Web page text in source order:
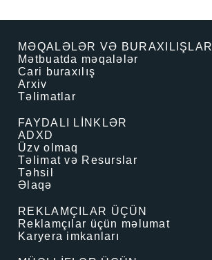
MƏQALƏLƏR VƏ BURAXILIŞLAR
Mətbuatda məqalələr
Cari buraxılış
Arxiv
Təlimatlar
FAYDALI LİNKLƏR
ADXD
Üzv olmaq
Təlimat və Resurslar
Təhsil
Əlaqə
REKLAMÇILAR ÜÇÜN
Reklamçılar üçün məlumat
Karyera imkanları